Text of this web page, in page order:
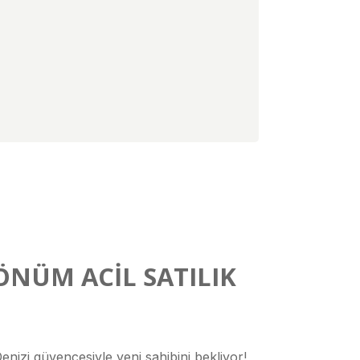
ACİL SATILIK
güvencesiyle yeni sahibini bekliyor!